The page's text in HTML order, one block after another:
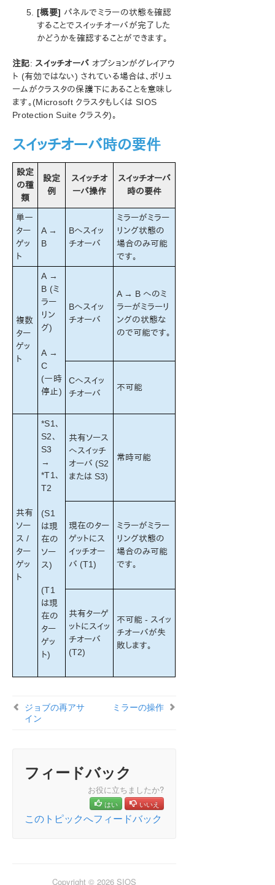
トラブルシューティング
SIOS Protection Suite for Windows サポートマトリッ
クス
LifeKeeper Single Server Protection for Windows
LifeKeeper Single Server Protection for Windows
テクニカルドキュメンテーション
プロダクトライフサイクル
PDFでダウンロード
[概要] パネルでミラーの状態を確認
することでスイッチオーバが完了した
かどうかを確認することができます。
注記: スイッチオーバ オプションがグレイアウ
ト (有効ではない) されている場合は、ボリュ
ームがクラスタの保護下にあることを意味し
ます。(Microsoft クラスタもしくは SIOS
Protection Suite クラスタ)。
スイッチオーバ時の要件
設定
の種
類
設定
例
スイッチオ
ーバ操作
スイッチオーバ
時の要件
単一
ター
ゲッ
ト
A →
B
Bへスイッ
チオーバ
ミラーがミラー
リング状態の
場合のみ可能
です。
複数
ター
ゲッ
ト
A →
B (ミ
ラー
リン
グ)
A →
C
(一時
停止)
Bへスイッ
チオーバ
A → B へのミ
ラーがミラーリ
ングの状態な
ので可能です。
Cへスイッ
チオーバ
不可能
共有
ソー
ス /
ター
ゲッ
ト
*S1、
S2、
S3
→
*T1、
T2
(S1
は現
在の
ソー
ス)
(T1
は現
在の
ター
ゲッ
ト)
共有ソース
へスイッチ
オーバ (S2
または S3)
常時可能
現在のター
ゲットにス
イッチオー
バ (T1)
ミラーがミラー
リング状態の
場合のみ可能
です。
共有ターゲ
ットにスイッ
チオーバ
(T2)
不可能 - スイッ
チオーバが失
敗します。
ジョブの再アサ
イン
ミラーの操作
フィードバック
お役に立ちましたか?
はい いいえ
このトピックへフィードバック
Copyright © 2026 SIOS